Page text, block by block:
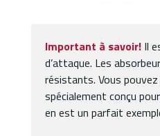
Important à savoir! Il
d’attaque. Les
résistants. Vous
spécialement conçu
en est un parfait